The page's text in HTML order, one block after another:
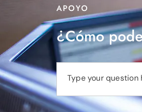
APOYO
¿Cómo
Type your question